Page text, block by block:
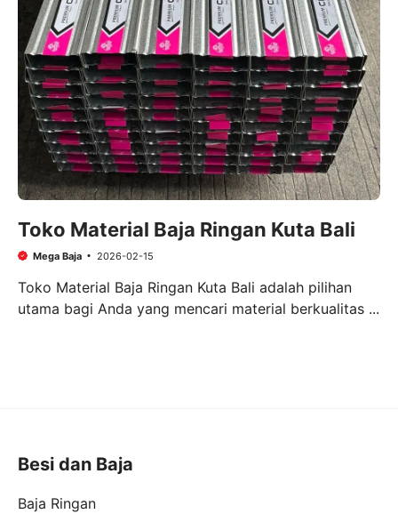
Toko Material Baja Ringan Kuta Bali
Mega Baja 2026-02-15
Toko Material Baja Ringan Kuta Bali adalah pilihan
utama bagi Anda yang mencari material berkualitas ...
Besi dan Baja
Baja Ringan